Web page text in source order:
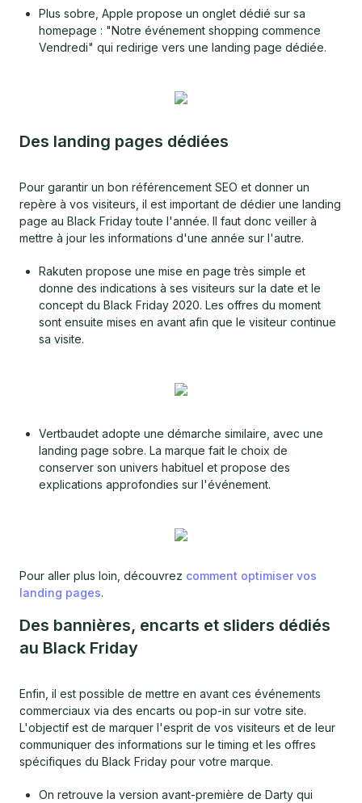
Plus sobre, Apple propose un onglet dédié sur sa
homepage : "Notre événement shopping commence
Vendredi" qui redirige vers une landing page dédiée.
Des landing pages dédiées
Pour garantir un bon référencement SEO et donner un
repère à vos visiteurs, il est important de dédier une landing
page au Black Friday toute l'année. Il faut donc veiller à
mettre à jour les informations d'une année sur l'autre.
Rakuten propose une mise en page très simple et
donne des indications à ses visiteurs sur la date et le
concept du Black Friday 2020. Les offres du moment
sont ensuite mises en avant afin que le visiteur continue
sa visite.
Vertbaudet adopte une démarche similaire, avec une
landing page sobre. La marque fait le choix de
conserver son univers habituel et propose des
explications approfondies sur l'événement.
Pour aller plus loin, découvrez comment optimiser vos
landing pages.
Des bannières, encarts et sliders dédiés
au Black Friday
Enfin, il est possible de mettre en avant ces événements
commerciaux via des encarts ou pop-in sur votre site.
L'objectif est de marquer l'esprit de vos visiteurs et de leur
communiquer des informations sur le timing et les offres
spécifiques du Black Friday pour votre marque.
On retrouve la version avant-première de Darty qui